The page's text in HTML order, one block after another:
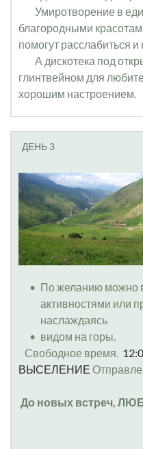
благородными
помогут расслабиться и
глинтвейном для
хорошим настроением.
ДЕНЬ 3
По желанию можно
активностями или
наслаждаясь
видом на горы.
Свободное время.
ВЫСЕЛЕНИЕ
До новых встреч,